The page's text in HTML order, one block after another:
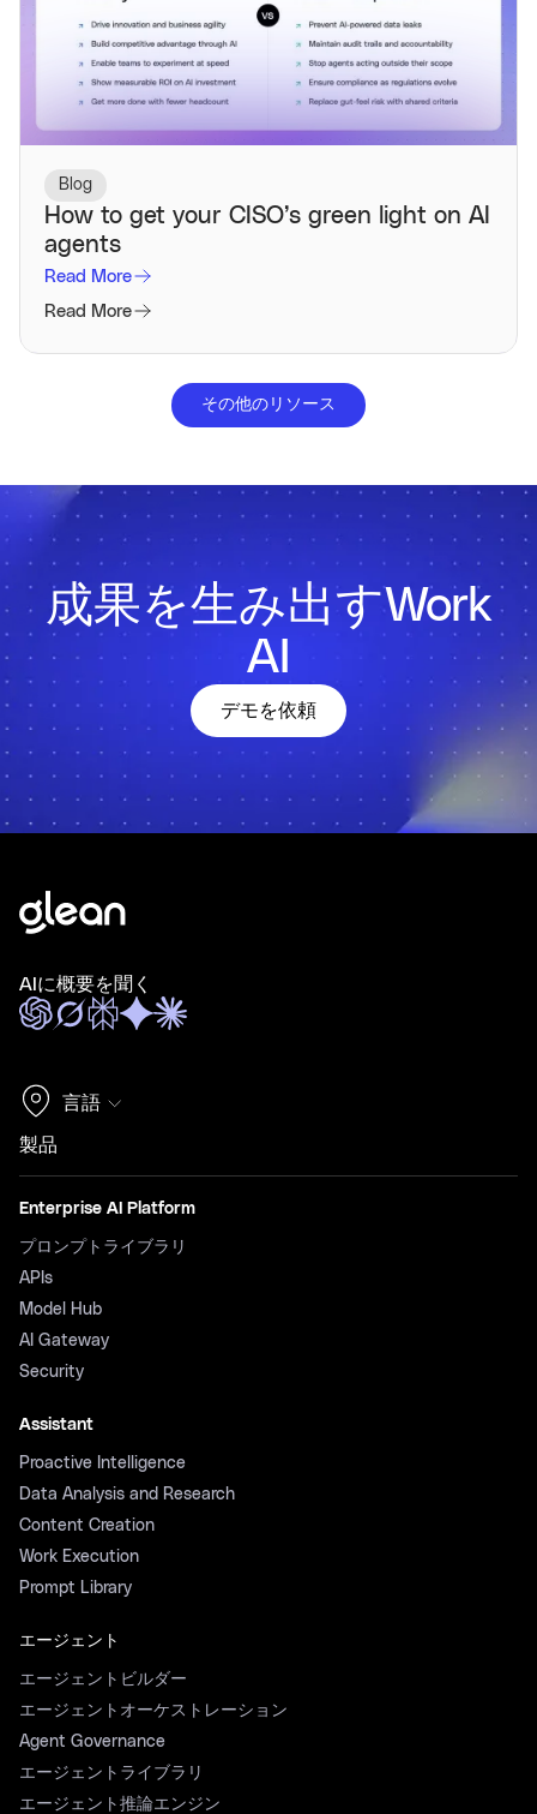
Blog
How to get your CISO’s green light on AI
agents
Read More
Read More
その他のリソース
成果を生み出すWork
AI
デモを依頼
AIに概要を聞く
言語
製品
Enterprise AI Platform
プロンプトライブラリ
APIs
Model Hub
AI Gateway
Security
Assistant
Proactive Intelligence
Data Analysis and Research
Content Creation
Work Execution
Prompt Library
エージェント
エージェントビルダー
エージェントオーケストレーション
Agent Governance
エージェントライブラリ
エージェント推論エンジン